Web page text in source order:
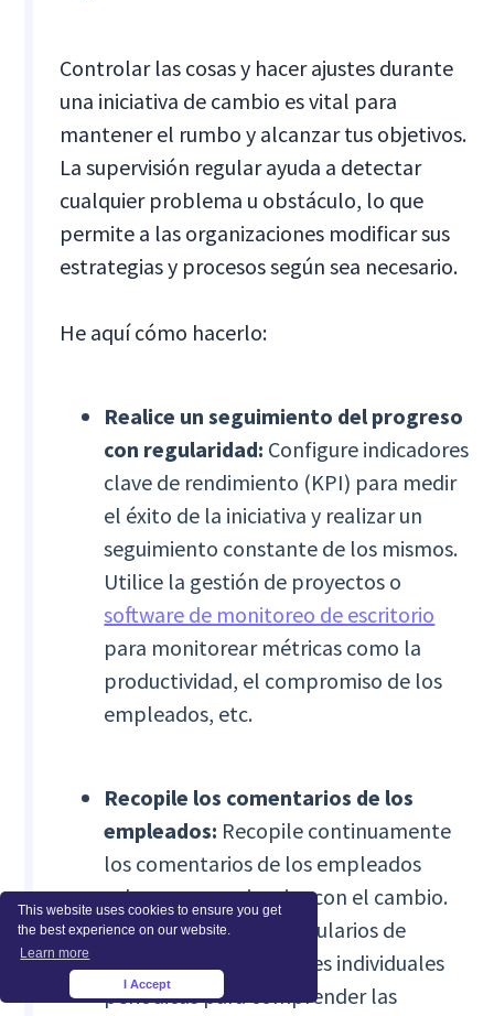
This website uses cookies to ensure you get
the best experience on our website.
Learn more
I Accept
Controlar las cosas y hacer ajustes durante
una iniciativa de cambio es vital para
mantener el rumbo y alcanzar tus objetivos.
La supervisión regular ayuda a detectar
cualquier problema u obstáculo, lo que
permite a las organizaciones modificar sus
estrategias y procesos según sea necesario.
He aquí cómo hacerlo:
Realice un seguimiento del progreso
con regularidad: Configure indicadores
clave de rendimiento (KPI) para medir
el éxito de la iniciativa y realizar un
seguimiento constante de los mismos.
Utilice la gestión de proyectos o
software de monitoreo de escritorio
para monitorear métricas como la
productividad, el compromiso de los
empleados, etc.
Recopile los comentarios de los
empleados: Recopile continuamente
los comentarios de los empleados
sobre sus experiencias con el cambio.
Utilice encuestas, formularios de
comentarios o reuniones individuales
periódicas para comprender las